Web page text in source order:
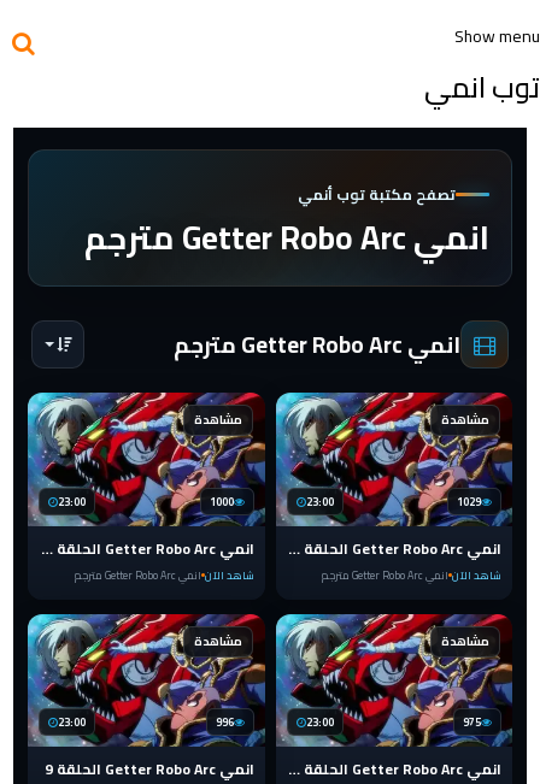
Show menu
توب انمي
تصفح مكتبة توب أنمي
انمي Getter Robo Arc مترجم
انمي Getter Robo Arc مترجم
مشاهدة
23:00 1029
انمي Getter Robo Arc الحلقة 12
شاهد الآن انمي Getter Robo Arc مترجم
مشاهدة
23:00 1000
انمي Getter Robo Arc الحلقة 11
شاهد الآن انمي Getter Robo Arc مترجم
مشاهدة
23:00 975
انمي Getter Robo Arc الحلقة 10
مشاهدة
23:00 996
انمي Getter Robo Arc الحلقة 9